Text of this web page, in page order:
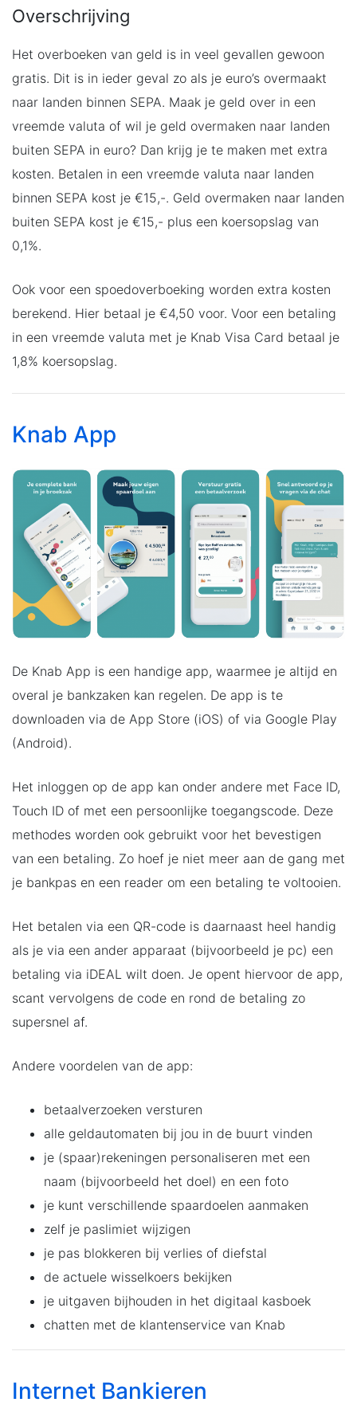
Overschrijving
Het overboeken van geld is in veel gevallen gewoon
gratis. Dit is in ieder geval zo als je euro’s overmaakt
naar landen binnen SEPA. Maak je geld over in een
vreemde valuta of wil je geld overmaken naar landen
buiten SEPA in euro? Dan krijg je te maken met extra
kosten. Betalen in een vreemde valuta naar landen
binnen SEPA kost je €15,-. Geld overmaken naar landen
buiten SEPA kost je €15,- plus een koersopslag van
0,1%.
Ook voor een spoedoverboeking worden extra kosten
berekend. Hier betaal je €4,50 voor. Voor een betaling
in een vreemde valuta met je Knab Visa Card betaal je
1,8% koersopslag.
Knab App
De Knab App is een handige app, waarmee je altijd en
overal je bankzaken kan regelen. De app is te
downloaden via de App Store (iOS) of via Google Play
(Android).
Het inloggen op de app kan onder andere met Face ID,
Touch ID of met een persoonlijke toegangscode. Deze
methodes worden ook gebruikt voor het bevestigen
van een betaling. Zo hoef je niet meer aan de gang met
je bankpas en een reader om een betaling te voltooien.
Het betalen via een QR-code is daarnaast heel handig
als je via een ander apparaat (bijvoorbeeld je pc) een
betaling via iDEAL wilt doen. Je opent hiervoor de app,
scant vervolgens de code en rond de betaling zo
supersnel af.
Andere voordelen van de app:
betaalverzoeken versturen
alle geldautomaten bij jou in de buurt vinden
je (spaar)rekeningen personaliseren met een
naam (bijvoorbeeld het doel) en een foto
je kunt verschillende spaardoelen aanmaken
zelf je paslimiet wijzigen
je pas blokkeren bij verlies of diefstal
de actuele wisselkoers bekijken
je uitgaven bijhouden in het digitaal kasboek
chatten met de klantenservice van Knab
Internet Bankieren